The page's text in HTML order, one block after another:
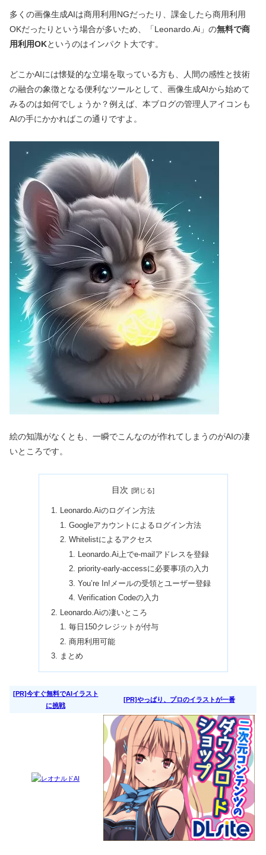
多くの画像生成AIは商用利用NGだったり、課金したら商用利用
OKだったりという場合が多いため、「Leonardo.Ai」の無料で商
用利用OKというのはインパクト大です。
どこかAIには懐疑的な立場を取っている方も、人間の感性と技術
の融合の象徴となる便利なツールとして、画像生成AIから始めて
みるのは如何でしょうか？例えば、本ブログの管理人アイコンも
AIの手にかかればこの通りですよ。
絵の知識がなくとも、一瞬でこんなのが作れてしまうのがAIの凄
いところです。
目次
Leonardo.Aiのログイン方法
Googleアカウントによるログイン方法
Whitelistによるアクセス
Leonardo.Ai上でe-mailアドレスを登録
priority-early-accessに必要事項の入力
You’re In!メールの受領とユーザー登録
Verification Codeの入力
Leonardo.Aiの凄いところ
毎日150クレジットが付与
商用利用可能
まとめ
[PR]今すぐ無料でAIイラスト
に挑戦
[PR]やっぱり、プロのイラストが一番